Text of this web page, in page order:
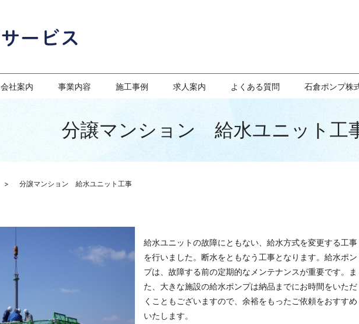
会社案内 事業内容 施工事例 求人案内 よくある質問 石倉ポンプ株
分譲マンション 給水ユニット工
分譲マンション 給水ユニット工事
給水ユニットの故障にともない、給水方式を変更する工事
を行いました。断水をともなう工事となります。給水ポン
プは、故障する前の定期的なメンテナンスが重要です。ま
た、大きな施設の給水ポンプは納品までにお時間をいただ
くこともございますので、余裕をもったご依頼をおすすめ
いたします。